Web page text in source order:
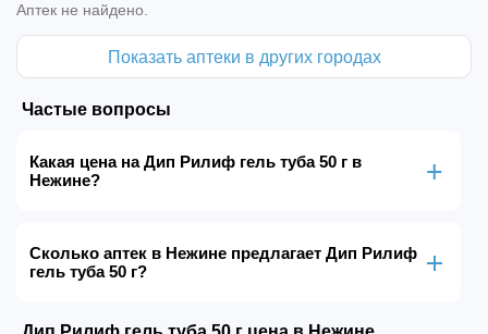
Аптек не найдено.
Показать аптеки в других городах
Частые вопросы
Какая цена на Дип Рилиф гель туба 50 г в
Нежине?
Сколько аптек в Нежине предлагает Дип Рилиф
гель туба 50 г?